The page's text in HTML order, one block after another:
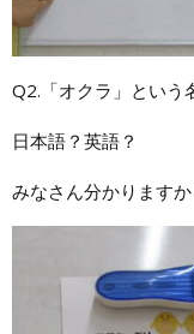
Q2.「オクラ」という
日本語？英語？
みなさん分かりま